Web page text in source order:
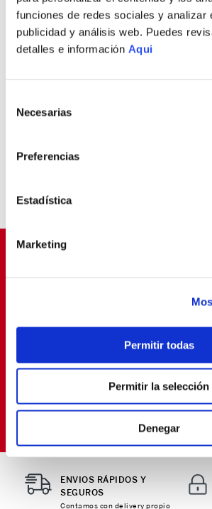
funciones de redes sociales y analizar
publicidad y análisis web. Puedes
detalles e información Aqui
Necesarias
Preferencias
Estadística
Marketing
Permitir todas
Permitir la selección
Denegar
Déjanos tu email y seras el primero
SUSCRIBIRME
para envío de promociones
ENVIOS RÁPIDOS Y
SEGUROS
Contamos con delivery propio